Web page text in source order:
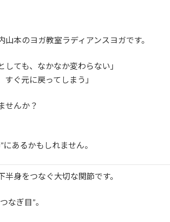
山本のヨガ教室ラディアンスヨガです。
しても、なかなか変わらない」
すぐ元に戻ってしまう」
せんか？
あるかもしれません。
半身をつなぐ大切な関節です。
なぎ目”。